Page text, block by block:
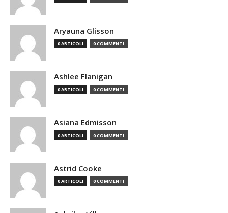
Aryauna Glisson
0 ARTICOLI 0 COMMENTI
Ashlee Flanigan
0 ARTICOLI 0 COMMENTI
Asiana Edmisson
0 ARTICOLI 0 COMMENTI
Astrid Cooke
0 ARTICOLI 0 COMMENTI